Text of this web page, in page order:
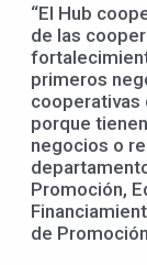
“El Hub
de las
primeros
cooperativas
porque
negocios o
Promoción,
de